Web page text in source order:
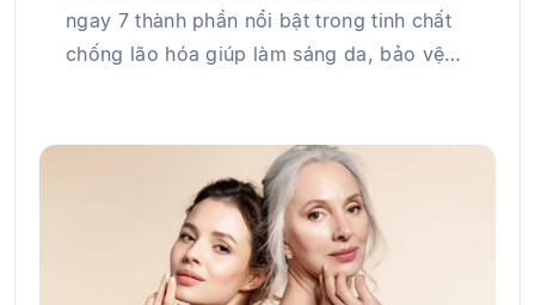
ngay 7 thành phần nổi bật trong tinh chất
chống lão hóa giúp làm sáng da, bảo vệ